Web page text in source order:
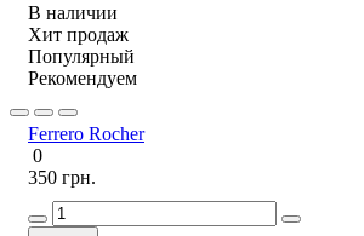
В наличии
Хит продаж
Популярный
Рекомендуем
Ferrero Rocher
0
350 грн.